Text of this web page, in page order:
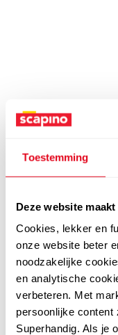
Toestemming
Deze website
Cookies, lekker en
onze website beter
noodzakelijke
en analytische
verbeteren. Met
persoonlijke content
Superhandig. Als je